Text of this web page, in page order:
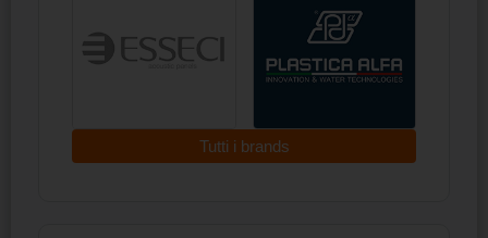
Tutti i brands